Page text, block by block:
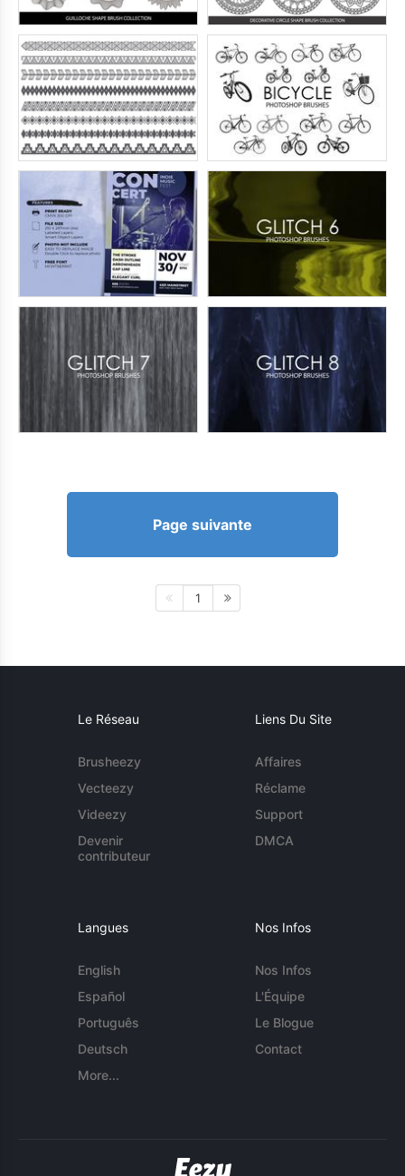
Page suivante
1
Le Réseau
Brusheezy
Vecteezy
Videezy
Devenir
contributeur
Liens Du Site
Affaires
Réclame
Support
DMCA
Langues
English
Español
Português
Deutsch
More...
Nos Infos
Nos Infos
L'Équipe
Le Blogue
Contact